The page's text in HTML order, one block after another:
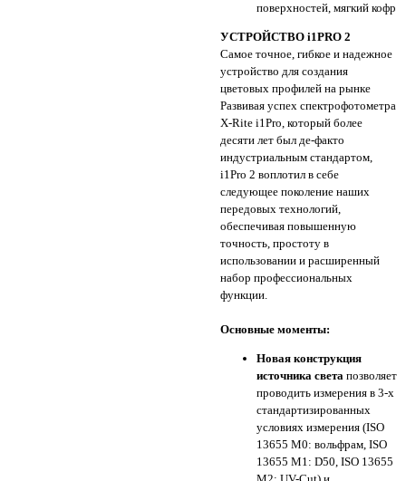
поверхностей, мягкий кофр
УСТРОЙСТВО i1PRO 2
Самое точное, гибкое и надежное
устройство для создания
цветовых профилей на рынке
Развивая успех спектрофотометра
X-Rite i1Pro, который более
десяти лет был де-факто
индустриальным стандартом,
i1Pro 2 воплотил в себе
следующее поколение наших
передовых технологий,
обеспечивая повышенную
точность, простоту в
использовании и расширенный
набор профессиональных
функции.
Основные моменты:
Новая конструкция
источника светапозволяет
проводить измерения в 3-х
стандартизированных
условиях измерения (ISO
13655 M0: вольфрам, ISO
13655 M1: D50, ISO 13655